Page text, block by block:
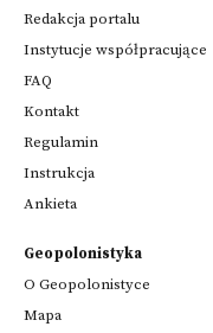
Redakcja portalu
Instytucje współpracujące
FAQ
Kontakt
Regulamin
Instrukcja
Ankieta
Geopolonistyka
O Geopolonistyce
Mapa